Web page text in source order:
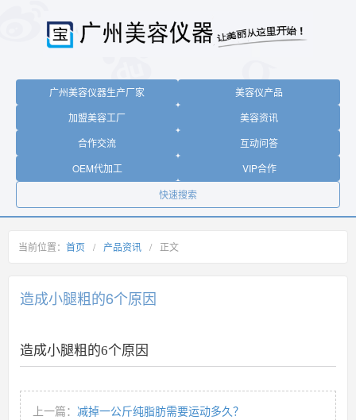
广州美容仪器生产厂家
美容仪产品
加盟美容工厂
美容资讯
合作交流
互动问答
OEM代加工
VIP合作
快速搜索
当前位置： 首页 / 产品资讯 / 正文
造成小腿粗的6个原因
造成小腿粗的6个原因
上一篇： 减掉一公斤纯脂肪需要运动多久？